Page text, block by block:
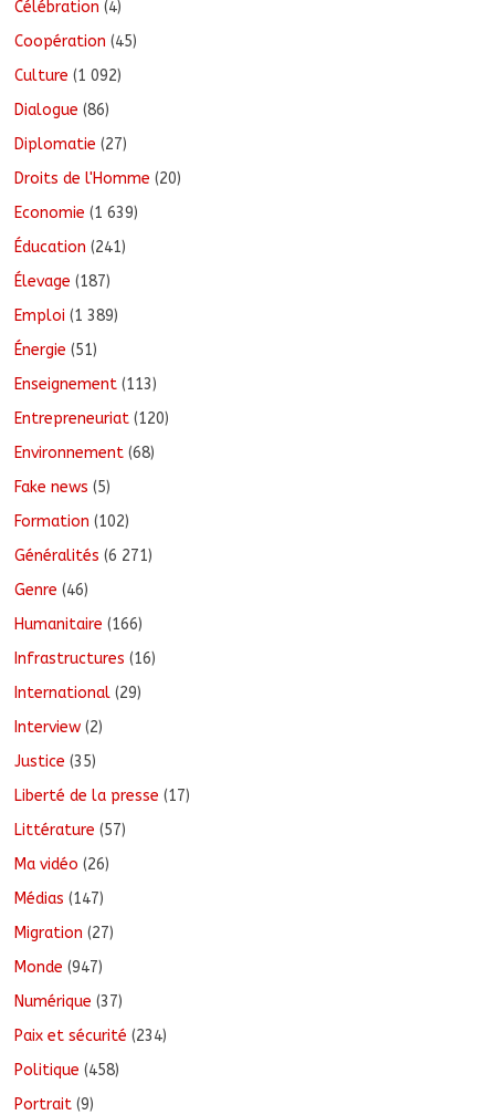
Célébration (4)
Coopération (45)
Culture (1 092)
Dialogue (86)
Diplomatie (27)
Droits de l'Homme (20)
Economie (1 639)
Éducation (241)
Élevage (187)
Emploi (1 389)
Énergie (51)
Enseignement (113)
Entrepreneuriat (120)
Environnement (68)
Fake news (5)
Formation (102)
Généralités (6 271)
Genre (46)
Humanitaire (166)
Infrastructures (16)
International (29)
Interview (2)
Justice (35)
Liberté de la presse (17)
Littérature (57)
Ma vidéo (26)
Médias (147)
Migration (27)
Monde (947)
Numérique (37)
Paix et sécurité (234)
Politique (458)
Portrait (9)